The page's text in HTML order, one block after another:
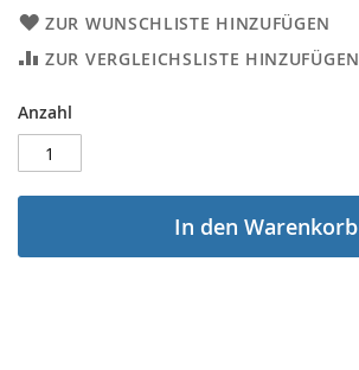
ZUR WUNSCHLISTE HINZUFÜGEN
ZUR VERGLEICHSLISTE HINZUFÜGEN
Anzahl
In den Warenkorb